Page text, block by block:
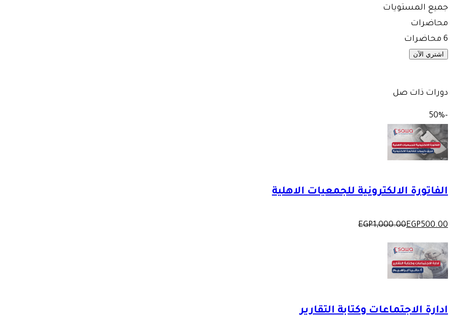
جميع المستويات
محاضرات
6 محاضرات
اشتري الآن
دورات ذات صل
-50%
الفاتورة الالكترونية للجمعيات الاهلية
EGP500.00
EGP1,000.00
ادارة الاجتماعات وكتابة التقارير